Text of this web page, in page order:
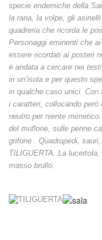
specie endemiche della
la rana, la volpe, gli
quadreria che ricorda le
Personaggi eminenti che
essere ricordati ai posteri
è andata a cercare nei
in un’isola e per questo
in qualche caso unici. Con
i caratteri, collocando
neutro per niente
del muflone, sulle penne
grifone . Quadrupedi,
TILIGUERTA. La
masso brullo.